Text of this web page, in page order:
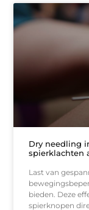
Dry needling
spierklachten
Last van
bieden. Deze
spierknopen